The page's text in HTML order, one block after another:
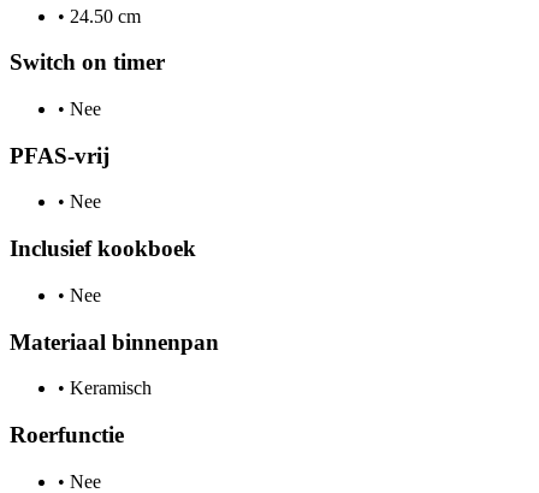
• 24.50 cm
Switch on timer
• Nee
PFAS-vrij
• Nee
Inclusief kookboek
• Nee
Materiaal binnenpan
• Keramisch
Roerfunctie
• Nee